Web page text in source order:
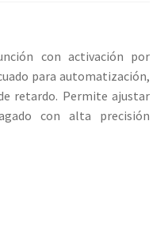
con activación por
para automatización,
retardo. Permite ajustar
con alta precisión